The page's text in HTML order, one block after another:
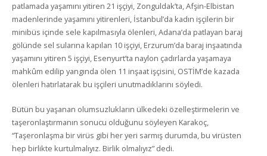
patlamada yaşamını yitiren 21 işçiyi, Zonguldak’ta, Afşin-Elbistan
madenlerinde yaşamını yitirenleri, İstanbul’da kadın işçilerin bir
minibüs içinde sele kapılmasıyla ölenleri, Adana’da patlayan baraj
gölünde sel sularına kapılan 10 işçiyi, Erzurum’da baraj inşaatında
yaşamını yitiren 5 işçiyi, Esenyurt’ta naylon çadırlarda yaşamaya
mahkûm edilip yangında ölen 11 inşaat işçisini, OSTİM’de kazada
ölenleri hatırlatarak bu işçileri unutmadıklarını söyledi.
Bütün bu yaşanan olumsuzlukların ülkedeki özelleştirmelerin ve
taşeronlaştırmanın sonucu olduğunu söyleyen Karakoç,
“Taşeronlaşma bir virüs gibi her yeri sarmış durumda, bu virüsten
hep birlikte kurtulmalıyız. Birlik olmalıyız” dedi.